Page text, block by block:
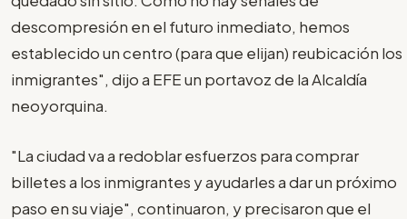
descompresión en el futuro inmediato, hemos
establecido un centro (para que elijan) reubicación los
inmigrantes", dijo a EFE un portavoz de la Alcaldía
neoyorquina.
"La ciudad va a redoblar esfuerzos para comprar
billetes a los inmigrantes y ayudarles a dar un próximo
paso en su viaje", continuaron, y precisaron que el